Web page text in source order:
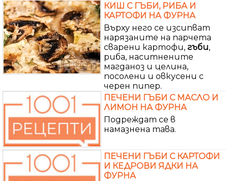
КИШ С ГЪБИ, РИБА И
КАРТОФИ НА ФУРНА
Върху него се изсипват
нарязаните на парчета
сварени картофи, гъби,
риба, наситнените
магданоз и целина,
посолени и овкусени с
черен пипер.
ПЕЧЕНИ ГЪБИ С МАСЛО И
ЛИМОН НА ФУРНА
Подреждат се в
намазнена тава.
ПЕЧЕНИ ГЪБИ С КАРТОФИ
И КЕДРОВИ ЯДКИ НА
ФУРНА